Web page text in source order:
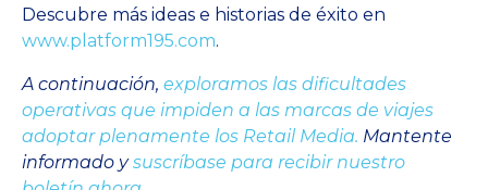
Descubre más ideas e historias de éxito en
www.platform195.com.
A continuación, exploramos las dificultades
operativas que impiden a las marcas de viajes
adoptar plenamente los Retail Media. Mantente
informado ysuscríbase para recibir nuestro